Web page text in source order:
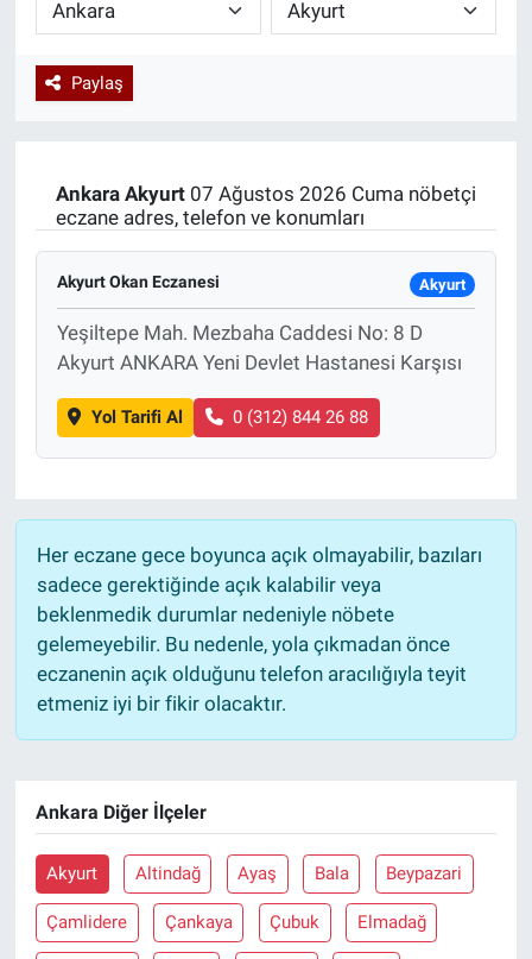
Paylaş
Ankara Akyurt07 Ağustos 2026 Cuma nöbetçi
eczane adres, telefon ve konumları
Akyurt Okan Eczanesi Akyurt
Yeşiltepe Mah. Mezbaha Caddesi No: 8 D
Akyurt ANKARA Yeni Devlet Hastanesi Karşısı
Yol Tarifi Al 0 (312) 844 26 88
Her eczane gece boyunca açık olmayabilir, bazıları
sadece gerektiğinde açık kalabilir veya
beklenmedik durumlar nedeniyle nöbete
gelemeyebilir. Bu nedenle, yola çıkmadan önce
eczanenin açık olduğunu telefon aracılığıyla teyit
etmeniz iyi bir fikir olacaktır.
Ankara Diğer İlçeler
Akyurt Altindağ Ayaş Bala Beypazari
Çamlidere Çankaya Çubuk Elmadağ